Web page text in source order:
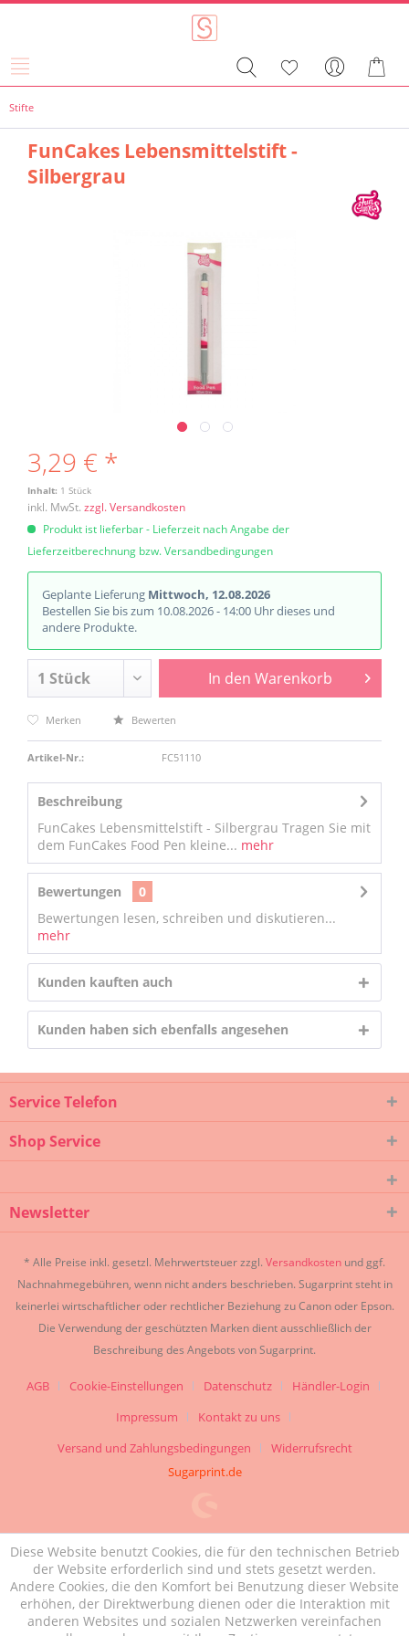
Stifte
FunCakes Lebensmittelstift -
Silbergrau
3,29 € *
Inhalt: 1 Stück
inkl. MwSt. zzgl. Versandkosten
Produkt ist lieferbar - Lieferzeit nach Angabe der
Lieferzeitberechnung bzw. Versandbedingungen
Geplante Lieferung Mittwoch, 12.08.2026
Bestellen Sie bis zum 10.08.2026 - 14:00 Uhr dieses und
andere Produkte.
In den Warenkorb
Merken Bewerten
Artikel-Nr.: FC51110
Beschreibung
FunCakes Lebensmittelstift - Silbergrau Tragen Sie mit
dem FunCakes Food Pen kleine... mehr
Bewertungen
0
Bewertungen lesen, schreiben und diskutieren...
mehr
Kunden kauften auch
Kunden haben sich ebenfalls angesehen
Service Telefon
Shop Service
Newsletter
* Alle Preise inkl. gesetzl. Mehrwertsteuer zzgl. Versandkosten und ggf.
Nachnahmegebühren, wenn nicht anders beschrieben. Sugarprint steht in
keinerlei wirtschaftlicher oder rechtlicher Beziehung zu Canon oder Epson.
Die Verwendung der geschützten Marken dient ausschließlich der
Beschreibung des Angebots von Sugarprint.
AGB Cookie-Einstellungen Datenschutz
Händler-Login
Impressum
Kontakt zu uns
Versand und Zahlungsbedingungen
Widerrufsrecht
Sugarprint.de
Diese Website benutzt Cookies, die für den technischen Betrieb
der Website erforderlich sind und stets gesetzt werden.
Andere Cookies, die den Komfort bei Benutzung dieser Website
erhöhen, der Direktwerbung dienen oder die Interaktion mit
anderen Websites und sozialen Netzwerken vereinfachen